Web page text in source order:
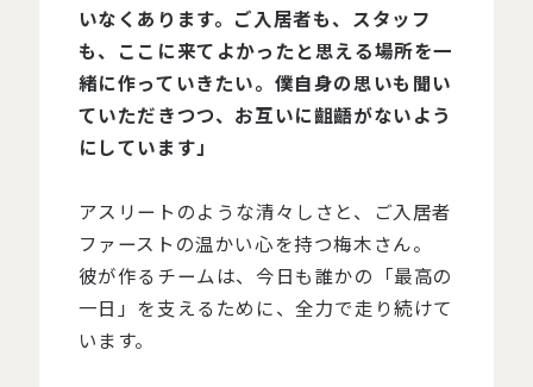
いなくあります。ご入居者も、スタッフ
も、ここに来てよかったと思える場所を一
緒に作っていきたい。僕自身の思いも聞い
ていただきつつ、お互いに齟齬がないよう
にしています」
アスリートのような清々しさと、ご入居者
ファーストの温かい心を持つ梅木さん。
彼が作るチームは、今日も誰かの「最高の
一日」を支えるために、全力で走り続けて
います。